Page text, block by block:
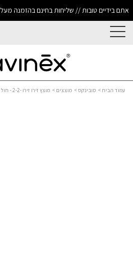
אתם בידיים טובות // שליחות בחינם בהזמנה מעל 299 ש"ח (לא כולל ריהוט ומזרנים)
עמוד הבית> סובינקס > מוצצים > מוצץ זירו זירו -2-2 - חול